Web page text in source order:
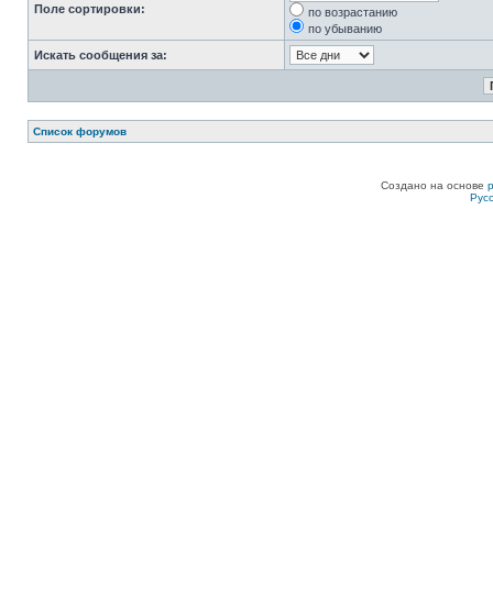
Поле сортировки:
по возрастанию
по убыванию
Искать сообщения за:
Список форумов
Создано на основе